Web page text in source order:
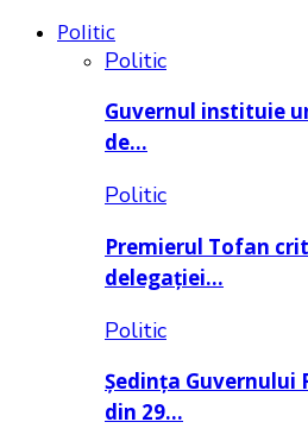
Politic
Politic
Guvernul instituie
de…
Politic
Premierul Tofan
delegației…
Politic
Ședința Guvernului
din 29…